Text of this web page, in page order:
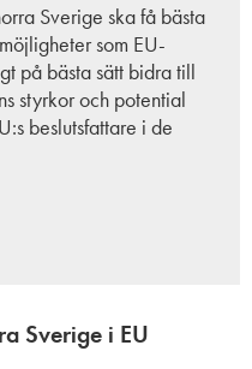
Sverige ska få bästa
som EU-
på bästa sätt bidra till
styrkor och potential
beslutsfattare i de
Sverige i EU